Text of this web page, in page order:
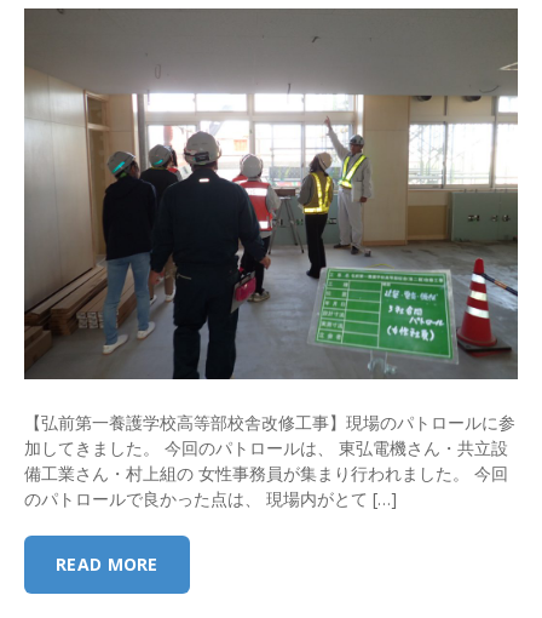
【弘前第一養護学校高等部校舎改修工事】現場のパトロールに参
加してきました。 今回のパトロールは、 東弘電機さん・共立設
備工業さん・村上組の 女性事務員が集まり行われました。 今回
のパトロールで良かった点は、 現場内がとて […]
READ MORE